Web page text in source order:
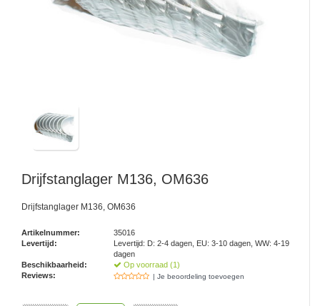
Drijfstanglager M136, OM636
Drijfstanglager M136, OM636
Artikelnummer:
35016
Levertijd:
Levertijd: D: 2-4 dagen, EU: 3-10 dagen, WW: 4-19
dagen
Beschikbaarheid:
Op voorraad (1)
Reviews:
| Je beoordeling toevoegen